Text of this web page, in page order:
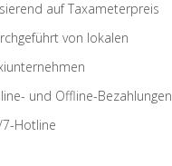
auf Taxameterpreis
von lokalen
und Offline-Bezahlungen
Hotline